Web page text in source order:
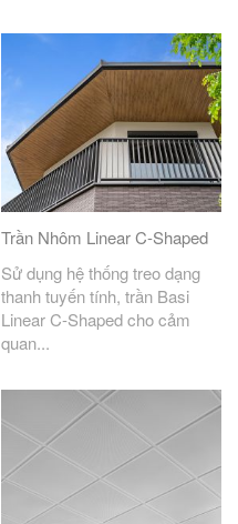
Trần Nhôm Linear C-Shaped
Sử dụng hệ thống treo dạng
thanh tuyến tính, trần Basi
Linear C-Shaped cho cảm
quan...